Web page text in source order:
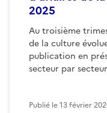
2025
Au troisième
de la culture
publication en
secteur par
Publié le13 février